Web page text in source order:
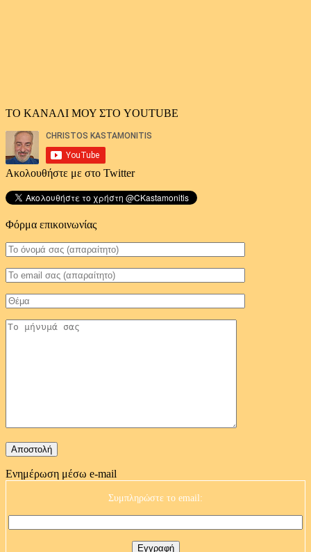
ΤΟ ΚΑΝΑΛΙ ΜΟΥ ΣΤΟ YOUTUBE
Ακολουθήστε με στο Twitter
Φόρμα επικοινωνίας
Ενημέρωση μέσω e-mail
Συμπληρώστε το email: